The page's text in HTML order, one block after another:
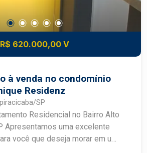
R$ 620.000,00 V
à venda no condomínio
Residenz
SP
Residencial no Bairro Alto
você que deseja morar em um